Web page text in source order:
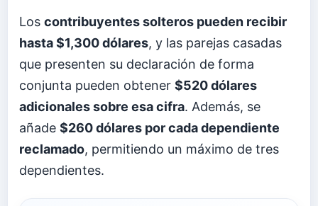
Los contribuyentes solteros pueden recibir
hasta $1,300 dólares, y las parejas casadas
que presenten su declaración de forma
conjunta pueden obtener $520 dólares
adicionales sobre esa cifra. Además, se
añade $260 dólares por cada dependiente
reclamado, permitiendo un máximo de tres
dependientes.